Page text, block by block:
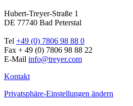
Hubert-Treyer-Straße 1
DE 77740 Bad Peterstal
Tel +49 (0) 7806 98 88 0
Fax + 49 (0) 7806 98 88 22
E-Mail info@treyer.com
Kontakt
Privatsphäre-Einstellungen ändern